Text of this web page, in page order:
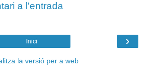
a l'entrada
›
Inici
la versió per a web